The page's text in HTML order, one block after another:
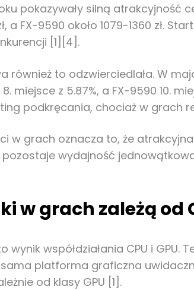
pokazywały silną atrakcyjność
a FX-9590 około 1079-1360 zł.
[1][4].
również to odzwierciedlała. W
miejsce z 5.87%, a FX-9590 10.
podkręcania, chociaż w grach
w grach oznacza to, że
wydajność
w grach zależą od
współdziałania CPU i GPU.
platforma graficzna
od klasy GPU [1].